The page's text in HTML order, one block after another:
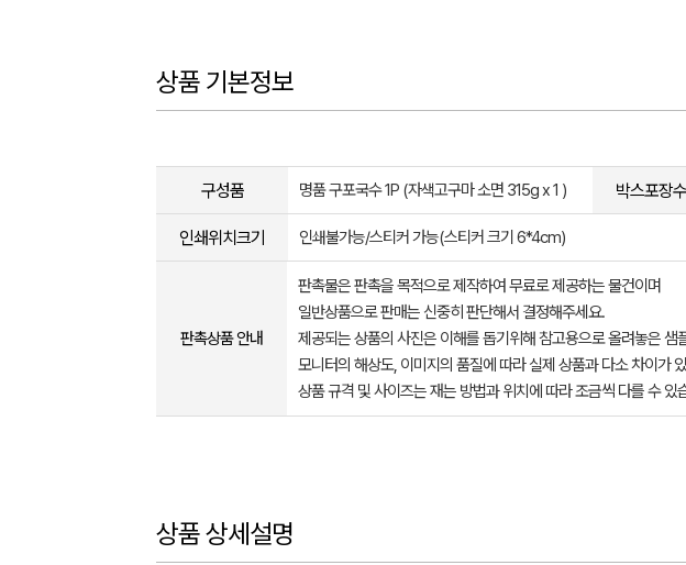
상품 기본정보
구성품 명품 구포국수 1P (자색고구마 소면 315g x 1 ) 박스포장
인쇄위치크기 인쇄불가능/스티커 가능(스티커 크기 6*4cm)
판촉상품 안내
판촉물은 판촉을 목적으로 제작하여 무료로 제공하는 물건이며
일반상품으로 판매는 신중히 판단해서 결정해주세요.
제공되는 상품의 사진은 이해를 돕기위해 참고용으로 올려놓은 샘
모니터의 해상도, 이미지의 품질에 따라 실제 상품과 다소 차이가
상품 규격 및 사이즈는 재는 방법과 위치에 따라 조금씩 다를 수 있
상품 상세설명